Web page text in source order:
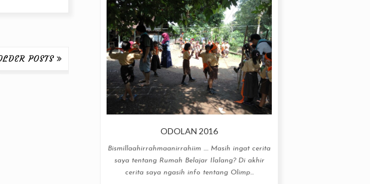
POSTS
ODOLAN 2016
Bismillaahirrahmaanirrahiim .... Masih ingat cerita
saya tentang Rumah Belajar Ilalang? Di akhir
cerita saya ngasih info tentang Olimp...